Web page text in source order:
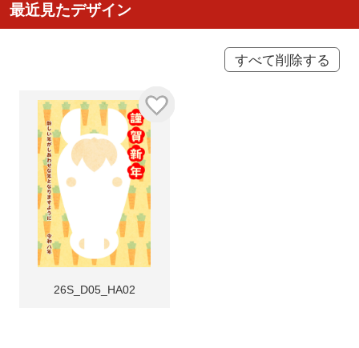
最近見たデザイン
すべて削除する
26S_D05_HA02